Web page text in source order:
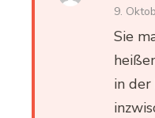
9.
Sie
in der